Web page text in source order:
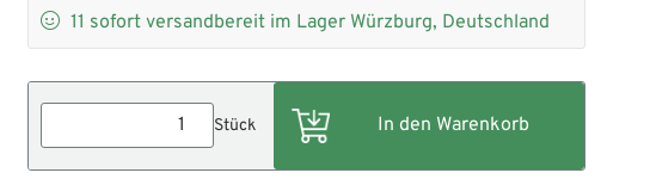
 11 sofort versandbereit im Lager Würzburg, Deutschland
Stück